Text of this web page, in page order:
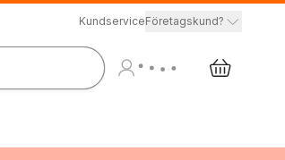
KundserviceFöretagskund?